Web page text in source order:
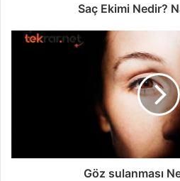
Saç Ekimi Nedir?
Göz sulanması